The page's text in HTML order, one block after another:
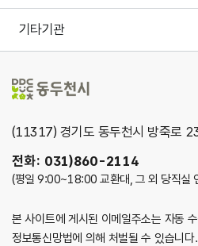
기타기관
(11317) 경기도 동두천시 방죽로
전화: 031)860-2114
(평일 9:00~18:00 교환대, 그 외 당직실
본 사이트에 게시된 이메일주소는 자동
정보통신망법에 의해 처벌될 수 있습니다.